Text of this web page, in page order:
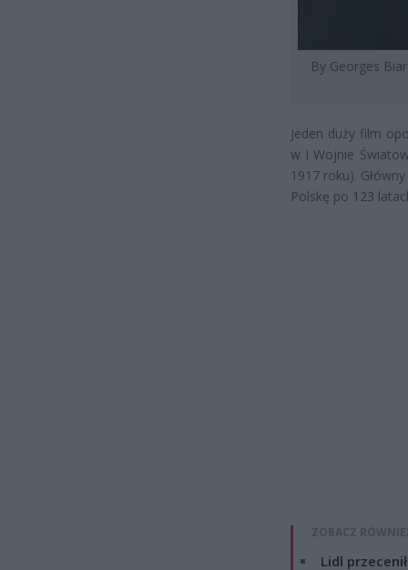
By Georges
Jeden duży film
w I Wojnie
1917 roku).
Polskę po 123
ZOBACZ
Lidl